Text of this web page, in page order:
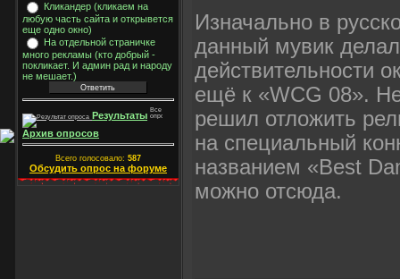
Кликандер (кликаем на
любую часть сайта и открывется
еще одно окно)
На отдельной страничке
много рекламы (кто добрый -
покликает. И админ рад и народу
не мешает.)
Результаты
Архив опросов
Всего голосовало: 587
Обсудить опрос на форуме
Изначально в
данный мувик
действительности
ещё к «WCG 08».
решил отложить
на специальный
названием «Best
можно отсюда.